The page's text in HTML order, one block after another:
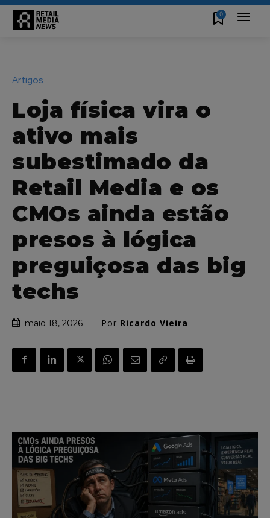
0
Artigos
Loja física vira o
ativo mais
subestimado da
Retail Media e os
CMOs ainda estão
presos à lógica
preguiçosa das big
techs
maio 18, 2026 Por Ricardo Vieira